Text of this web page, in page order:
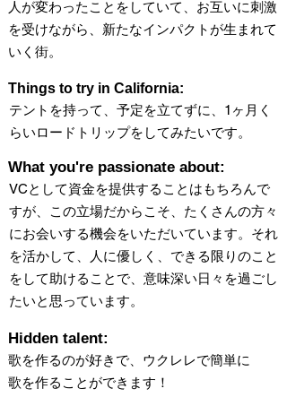
人が変わったことをしていて、お互いに刺激
を受けながら、新たなインパクトが生まれて
いく街。
Things to try in California:
テントを持って、予定を立てずに、1ヶ月く
らいロードトリップをしてみたいです。
What you're passionate about:
VCとして資金を提供することはもちろんで
すが、この立場だからこそ、たくさんの方々
にお会いする機会をいただいています。それ
を活かして、人に優しく、できる限りのこと
をして助けることで、意味深い日々を過ごし
たいと思っています。
Hidden talent:
歌を作るのが好きで、ウクレレで簡単に
歌を作ることができます！